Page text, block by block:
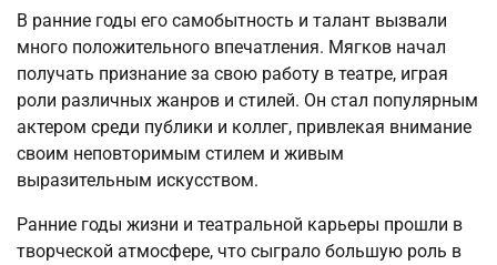
В ранние годы его самобытность и талант вызвали
много положительного впечатления. Мягков начал
получать признание за свою работу в театре, играя
роли различных жанров и стилей. Он стал популярным
актером среди публики и коллег, привлекая внимание
своим неповторимым стилем и живым
выразительным искусством.
Ранние годы жизни и театральной карьеры прошли в
творческой атмосфере, что сыграло большую роль в